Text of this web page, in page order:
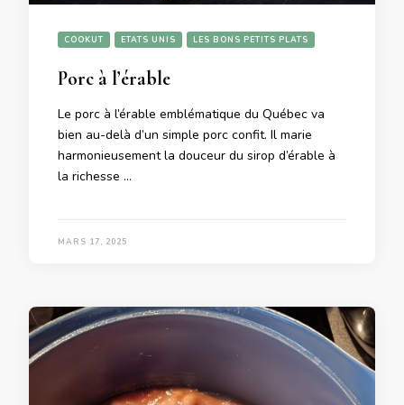
COOKUT ETATS UNIS LES BONS PETITS PLATS
Porc à l’érable
Le porc à l’érable emblématique du Québec va
bien au-delà d’un simple porc confit. Il marie
harmonieusement la douceur du sirop d’érable à
la richesse …
MARS 17, 2025